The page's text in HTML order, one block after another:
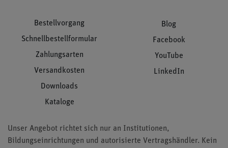
Bestellvorgang
Schnellbestellformular
Zahlungsarten
Versandkosten
Downloads
Kataloge
Blog
Facebook
YouTube
LinkedIn
Unser Angebot richtet sich nur an Institutionen,
Bildungseinrichtungen und autorisierte Vertragshändler. Kein